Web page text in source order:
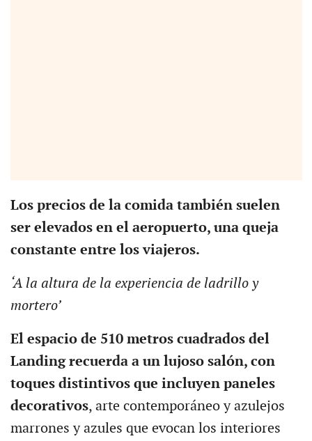
Los precios de la comida también suelen
ser elevados en el aeropuerto, una queja
constante entre los viajeros.
‘A la altura de la experiencia de ladrillo y
mortero’
El espacio de 510 metros cuadrados del
Landing recuerda a un lujoso salón, con
toques distintivos que incluyen paneles
decorativos, arte contemporáneo y azulejos
marrones y azules que evocan los interiores